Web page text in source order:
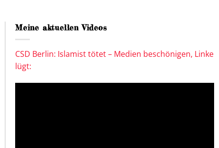
Meine aktuellen Videos
CSD Berlin: Islamist tötet – Medien beschönigen, Linke
lügt: